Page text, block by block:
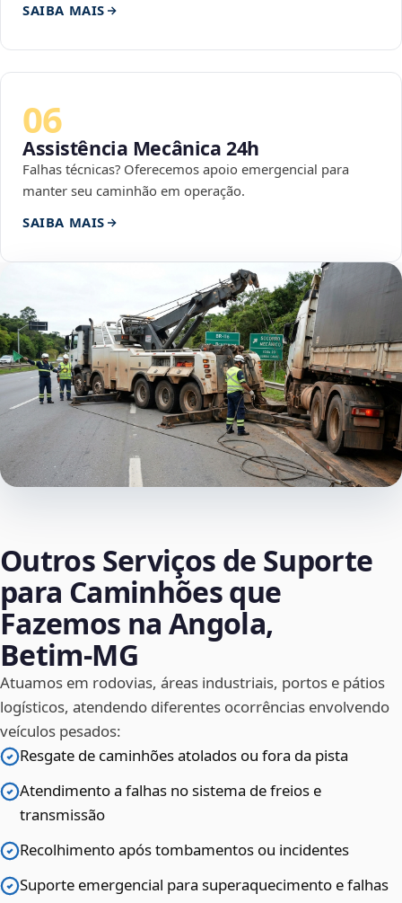
SAIBA MAIS
06
Assistência Mecânica 24h
Falhas técnicas? Oferecemos apoio emergencial para
manter seu caminhão em operação.
SAIBA MAIS
Outros Serviços de Suporte
para Caminhões que
Fazemos na Angola,
Betim‑MG
Atuamos em rodovias, áreas industriais, portos e pátios
logísticos, atendendo diferentes ocorrências envolvendo
veículos pesados:
Resgate de caminhões atolados ou fora da pista
Atendimento a falhas no sistema de freios e
transmissão
Recolhimento após tombamentos ou incidentes
Suporte emergencial para superaquecimento e falhas